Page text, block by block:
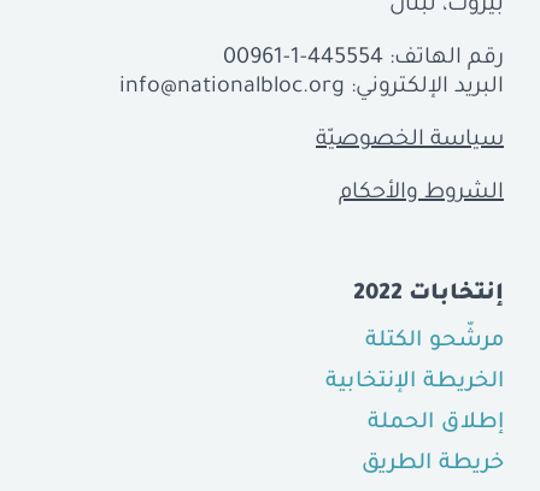
بيروت، لبنان
رقم الهاتف: 00961-1-445554
البريد الإلكتروني: info@nationalbloc.org
سياسة الخصوصيّة
الشروط والأحكام
إنتخابات 2022
مرشّحو الكتلة
الخريطة الإنتخابية
إطلاق الحملة
خريطة الطريق